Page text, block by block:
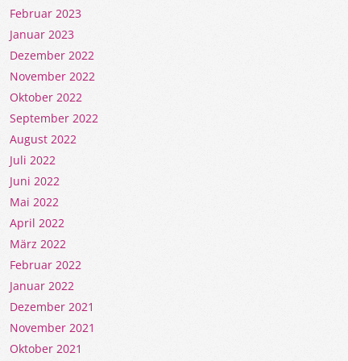
Februar 2023
Januar 2023
Dezember 2022
November 2022
Oktober 2022
September 2022
August 2022
Juli 2022
Juni 2022
Mai 2022
April 2022
März 2022
Februar 2022
Januar 2022
Dezember 2021
November 2021
Oktober 2021